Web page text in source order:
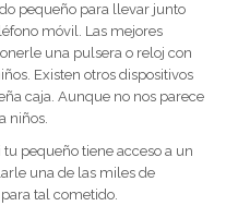
pequeño para llevar junto
móvil. Las mejores
una pulsera o reloj con
Existen otros dispositivos
caja. Aunque no nos parece
niños.
pequeño tiene acceso a un
una de las miles de
tal cometido.